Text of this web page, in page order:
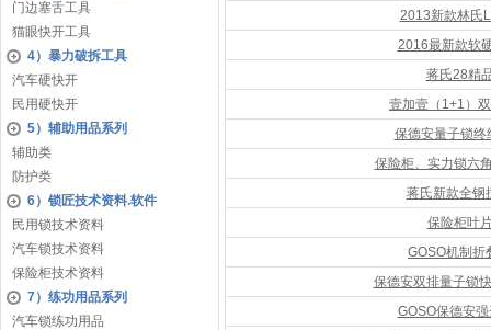
门边塞舌工具
猫眼快开工具
4）暴力破拆工具
汽车硬快开
民用硬快开
5）辅助用品系列
辅助类
防护类
6）锁匠技术资料.软件
民用锁技术资料
汽车锁技术资料
保险柜技术资料
7）练功用品系列
汽车锁练功用品
2013新款林氏
2016最新款软
蒋氏28精
壹加壹（1+1）
保德安量子锁终
保险柜、实力锁六
蒋氏新款全钢
保险柜叶
GOSO机制折
保德安双排量子锁
GOSO保德安